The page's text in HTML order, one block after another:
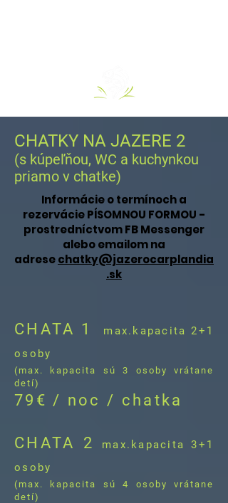
CHATKY NA JAZERE 2
(s kúpeľňou, WC a kuchynkou
priamo v chatke)
Informácie o termínoch a
rezervácie PÍSOMNOU FORMOU -
prostredníctvom FB Messenger
alebo emailom na
adresechatky@jazerocarplandia
.sk
CHATA 1
max.kapacita 2+1
osoby
(max. kapacita sú 3 osoby vrátane
detí)
79€ / noc / chatka
CHATA 2
max.kapacita 3+1
osoby
(max. kapacita sú 4 osoby vrátane
detí)